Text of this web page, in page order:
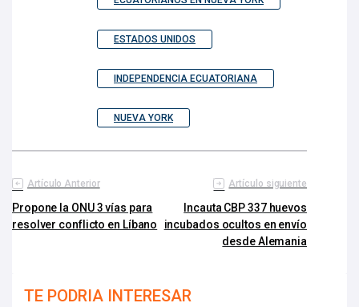
ESTADOS UNIDOS
INDEPENDENCIA ECUATORIANA
NUEVA YORK
Artículo Anterior
Propone la ONU 3 vías para
resolver conflicto en Líbano
Artículo siguiente
Incauta CBP 337 huevos
incubados ocultos en envío
desde Alemania
TE PODRIA INTERESAR